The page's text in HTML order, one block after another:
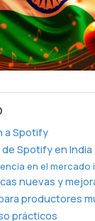
a Spotify
Spotify en India
en el mercado
nuevas y
productores
prácticos